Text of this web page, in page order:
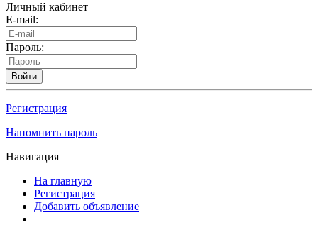
Личный кабинет
E-mail:
Пароль:
Войти
Регистрация
Напомнить пароль
Навигация
На главную
Регистрация
Добавить объявление